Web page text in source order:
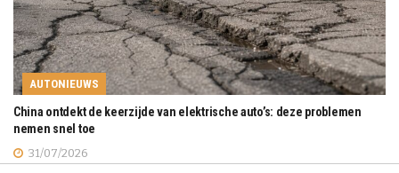
AUTONIEUWS
China ontdekt de keerzijde van elektrische auto’s: deze problemen
nemen snel toe
31/07/2026